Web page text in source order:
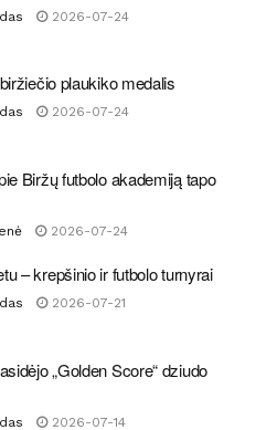
2026-07-24
plaukiko medalis
2026-07-24
Biržų futbolo akademiją tapo
2026-07-24
– krepšinio ir futbolo turnyrai
2026-07-21
„Golden Score“ dziudo
2026-07-14